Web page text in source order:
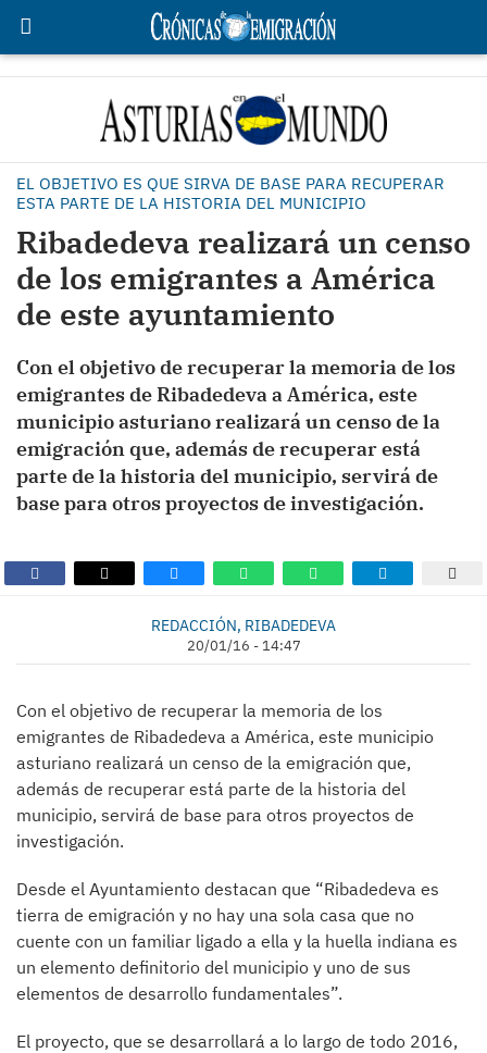
EL OBJETIVO ES QUE SIRVA DE BASE PARA RECUPERAR
ESTA PARTE DE LA HISTORIA DEL MUNICIPIO
Ribadedeva realizará un censo
de los emigrantes a América
de este ayuntamiento
Con el objetivo de recuperar la memoria de los
emigrantes de Ribadedeva a América, este
municipio asturiano realizará un censo de la
emigración que, además de recuperar está
parte de la historia del municipio, servirá de
base para otros proyectos de investigación.
REDACCIÓN, RIBADEDEVA
20/01/16 - 14:47
Con el objetivo de recuperar la memoria de los
emigrantes de Ribadedeva a América, este municipio
asturiano realizará un censo de la emigración que,
además de recuperar está parte de la historia del
municipio, servirá de base para otros proyectos de
investigación.
Desde el Ayuntamiento destacan que “Ribadedeva es
tierra de emigración y no hay una sola casa que no
cuente con un familiar ligado a ella y la huella indiana es
un elemento definitorio del municipio y uno de sus
elementos de desarrollo fundamentales”.
El proyecto, que se desarrollará a lo largo de todo 2016,